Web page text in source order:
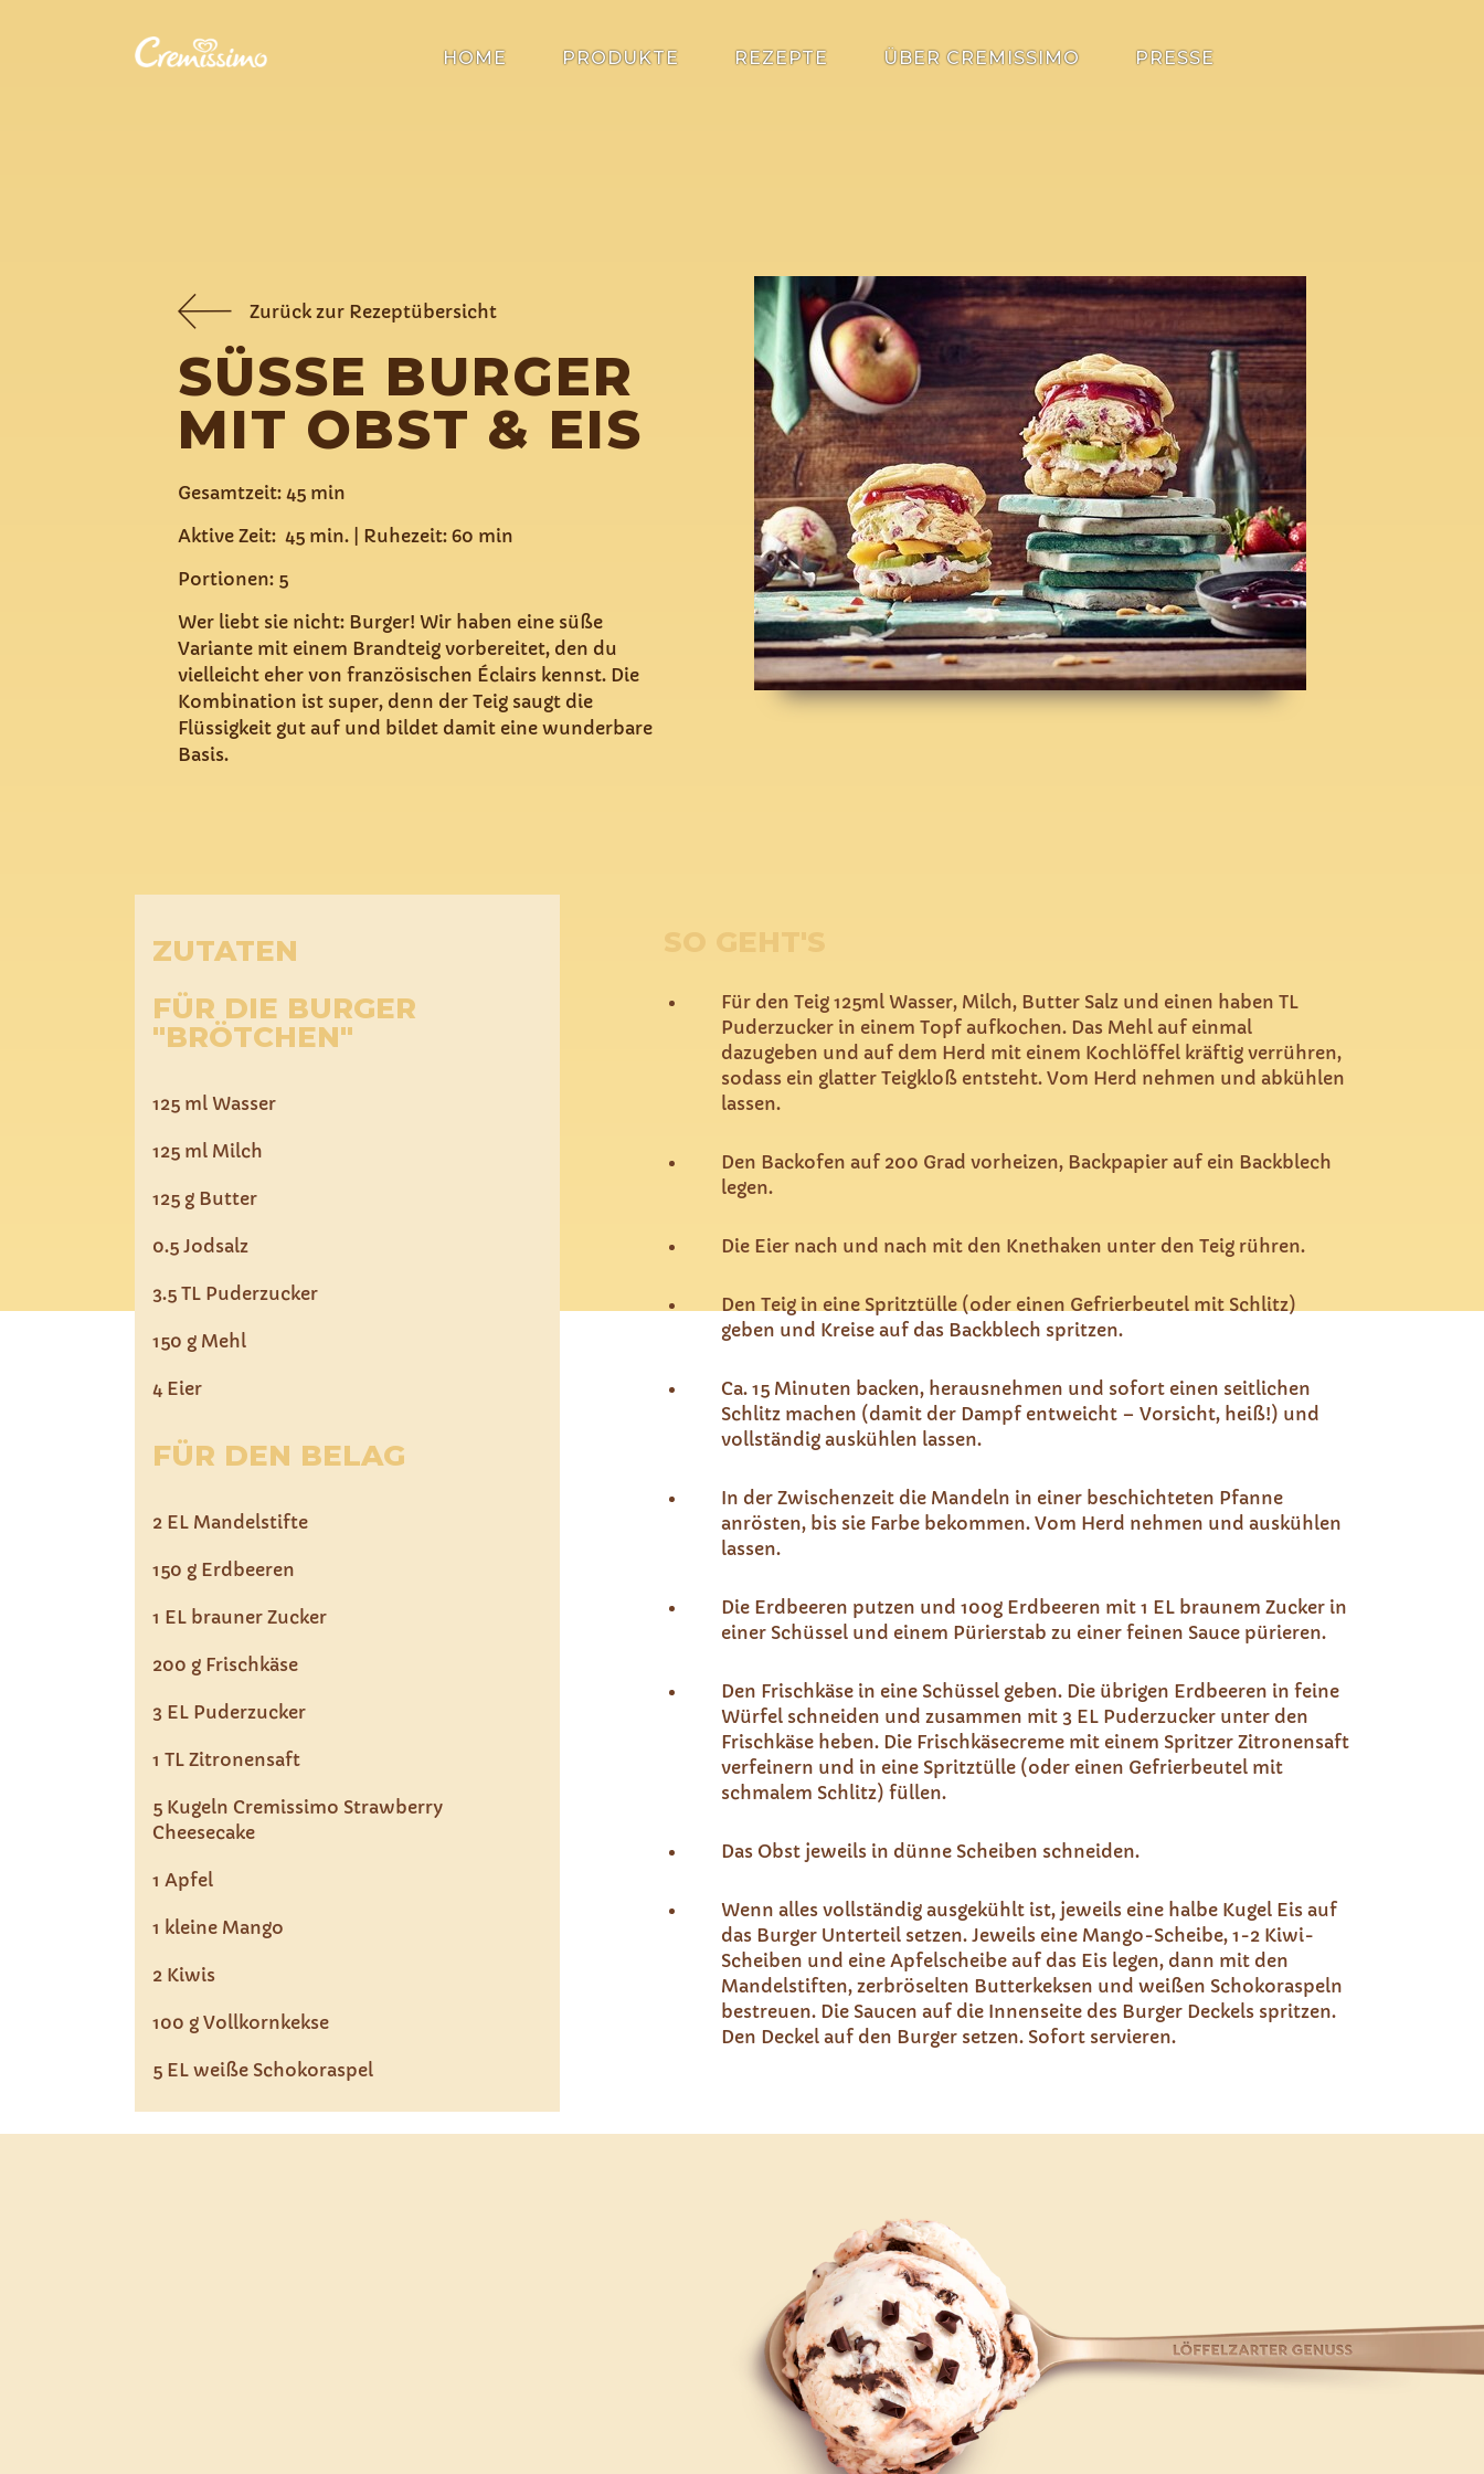
HOME PRODUKTE REZEPTE ÜBER CREMISSIMO PRESSE
Zurück zur Rezeptübersicht
SÜSSE BURGER M
IT OBST & EIS
Gesamtzeit: 45 min
Aktive Zeit: 45 min. | Ruhezeit: 60 min
Portionen: 5
Wer liebt sie nicht: Burger! Wir haben eine süße
Variante mit einem Brandteig vorbereitet, den du
vielleicht eher von französischen Éclairs kennst. Die
Kombination ist super, denn der Teig saugt die
Flüssigkeit gut auf und bildet damit eine wunderbare
Basis.
ZUTATEN
FÜR DIE BURGER
"BRÖTCHEN"
125 ml Wasser
125 ml Milch
125 g Butter
0.5 Jodsalz
3.5 TL Puderzucker
150 g Mehl
4 Eier
FÜR DEN BELAG
2 EL Mandelstifte
150 g Erdbeeren
1 EL brauner Zucker
200 g Frischkäse
3 EL Puderzucker
1 TL Zitronensaft
5 Kugeln Cremissimo Strawberry
Cheesecake
1 Apfel
1 kleine Mango
2 Kiwis
100 g Vollkornkekse
5 EL weiße Schokoraspel
SO GEHT'S
Für den Teig 125ml Wasser, Milch, Butter Salz und einen haben TL
Puderzucker in einem Topf aufkochen. Das Mehl auf einmal
dazugeben und auf dem Herd mit einem Kochlöffel kräftig verrühren,
sodass ein glatter Teigkloß entsteht. Vom Herd nehmen und abkühlen
lassen.
Den Backofen auf 200 Grad vorheizen, Backpapier auf ein Backblech
legen.
Die Eier nach und nach mit den Knethaken unter den Teig rühren.
Den Teig in eine Spritztülle (oder einen Gefrierbeutel mit Schlitz)
geben und Kreise auf das Backblech spritzen.
Ca. 15 Minuten backen, herausnehmen und sofort einen seitlichen
Schlitz machen (damit der Dampf entweicht – Vorsicht, heiß!) und
vollständig auskühlen lassen.
In der Zwischenzeit die Mandeln in einer beschichteten Pfanne
anrösten, bis sie Farbe bekommen. Vom Herd nehmen und auskühlen
lassen.
Die Erdbeeren putzen und 100g Erdbeeren mit 1 EL braunem Zucker in
einer Schüssel und einem Pürierstab zu einer feinen Sauce pürieren.
Den Frischkäse in eine Schüssel geben. Die übrigen Erdbeeren in feine
Würfel schneiden und zusammen mit 3 EL Puderzucker unter den
Frischkäse heben. Die Frischkäsecreme mit einem Spritzer Zitronensaft
verfeinern und in eine Spritztülle (oder einen Gefrierbeutel mit
schmalem Schlitz) füllen.
Das Obst jeweils in dünne Scheiben schneiden.
Wenn alles vollständig ausgekühlt ist, jeweils eine halbe Kugel Eis auf
das Burger Unterteil setzen. Jeweils eine Mango-Scheibe, 1-2 Kiwi-
Scheiben und eine Apfelscheibe auf das Eis legen, dann mit den
Mandelstiften, zerbröselten Butterkeksen und weißen Schokoraspeln
bestreuen. Die Saucen auf die Innenseite des Burger Deckels spritzen.
Den Deckel auf den Burger setzen. Sofort servieren.